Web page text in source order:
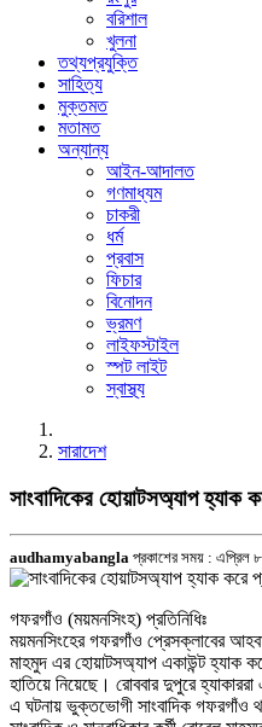
বরিশাল
খুলনা
তথ্যপ্রযুক্তি
সাহিত্য
মুক্তমত
মতামত
অন্যান্য
আইন-আদালত
গণমাধ্যম
চাকরী
ধর্ম
প্রবাস
ফিচার
বিনোদন
ভ্রমণ
লাইফস্টাইল
স্পট লাইট
স্বাস্থ্য
সারাদেশ
সাংবাদিকের হোয়াটসঅ্যাপ হ্যাক
audhamyabangla প্রকাশের সময় :
গফরগাঁও (ময়মনসিংহ) প্রতিনিধিঃ
ময়মনসিংহের গফরগাঁও প্রেসক্লাবের
মাহমুদ এর হোয়াটসঅ্যাপ একাউন্ট হ্যাক
হাতিয়ে নিয়েছে। রোববার দুপুরে
এ ঘটনায় ভুক্তভোগী সাংবাদিক গফরগাঁও